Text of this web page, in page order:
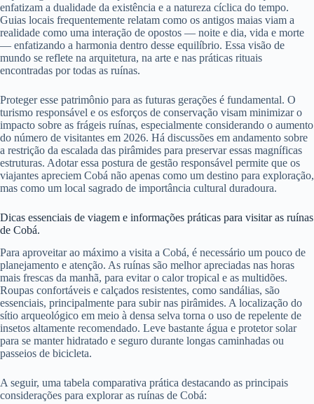
enfatizam a dualidade da existência e a natureza cíclica do tempo.
Guias locais frequentemente relatam como os antigos maias viam a
realidade como uma interação de opostos — noite e dia, vida e morte
— enfatizando a harmonia dentro desse equilíbrio. Essa visão de
mundo se reflete na arquitetura, na arte e nas práticas rituais
encontradas por todas as ruínas.
Proteger esse patrimônio para as futuras gerações é fundamental. O
turismo responsável e os esforços de conservação visam minimizar o
impacto sobre as frágeis ruínas, especialmente considerando o aumento
do número de visitantes em 2026. Há discussões em andamento sobre
a restrição da escalada das pirâmides para preservar essas magníficas
estruturas. Adotar essa postura de gestão responsável permite que os
viajantes apreciem Cobá não apenas como um destino para exploração,
mas como um local sagrado de importância cultural duradoura.
Dicas essenciais de viagem e informações práticas para visitar as ruínas
de Cobá.
Para aproveitar ao máximo a visita a Cobá, é necessário um pouco de
planejamento e atenção. As ruínas são melhor apreciadas nas horas
mais frescas da manhã, para evitar o calor tropical e as multidões.
Roupas confortáveis ​​e calçados resistentes, como sandálias, são
essenciais, principalmente para subir nas pirâmides. A localização do
sítio arqueológico em meio à densa selva torna o uso de repelente de
insetos altamente recomendado. Leve bastante água e protetor solar
para se manter hidratado e seguro durante longas caminhadas ou
passeios de bicicleta.
A seguir, uma tabela comparativa prática destacando as principais
considerações para explorar as ruínas de Cobá: